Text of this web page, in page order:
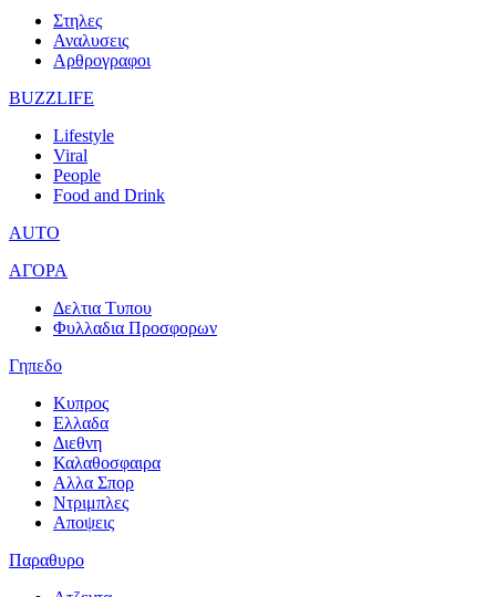
Στηλες
Αναλυσεις
Αρθρογραφοι
BUZZLIFE
Lifestyle
Viral
People
Food and Drink
AUTO
ΑΓΟΡΑ
Δελτια Τυπου
Φυλλαδια Προσφορων
Γηπεδο
Κυπρος
Ελλαδα
Διεθνη
Καλαθοσφαιρα
Αλλα Σπορ
Ντριμπλες
Αποψεις
Παραθυρο